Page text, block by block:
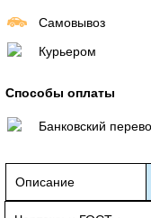
Самовывоз
Курьером
Способы оплаты
Банковский
Описание